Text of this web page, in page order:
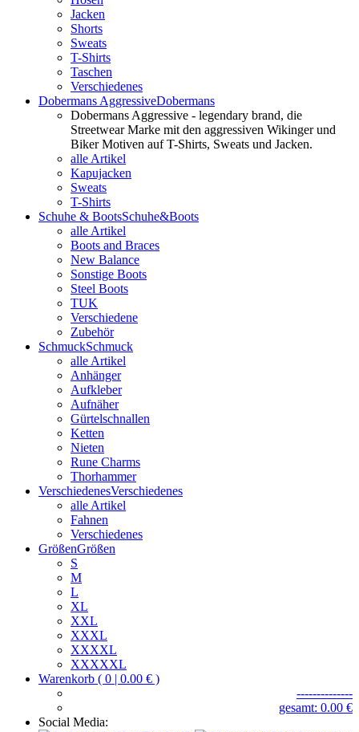
Jacken
Shorts
Sweats
T-Shirts
Taschen
Verschiedenes
Dobermans AggressiveDobermans
Dobermans Aggressive - legendary brand, die
Streetwear Marke mit den aggressiven Wikinger und
Biker Motiven auf T-Shirts, Sweats und Jacken.
alle Artikel
Kapujacken
Sweats
T-Shirts
Schuhe & BootsSchuhe&Boots
alle Artikel
Boots and Braces
New Balance
Sonstige Boots
Steel Boots
TUK
Verschiedene
Zubehör
SchmuckSchmuck
alle Artikel
Anhänger
Aufkleber
Aufnäher
Gürtelschnallen
Ketten
Nieten
Rune Charms
Thorhammer
VerschiedenesVerschiedenes
alle Artikel
Fahnen
Verschiedenes
GrößenGrößen
S
M
L
XL
XXL
XXXL
XXXXL
XXXXXL
Warenkorb ( 0 | 0.00 € )
--------------
gesamt: 0.00 €
Social Media: